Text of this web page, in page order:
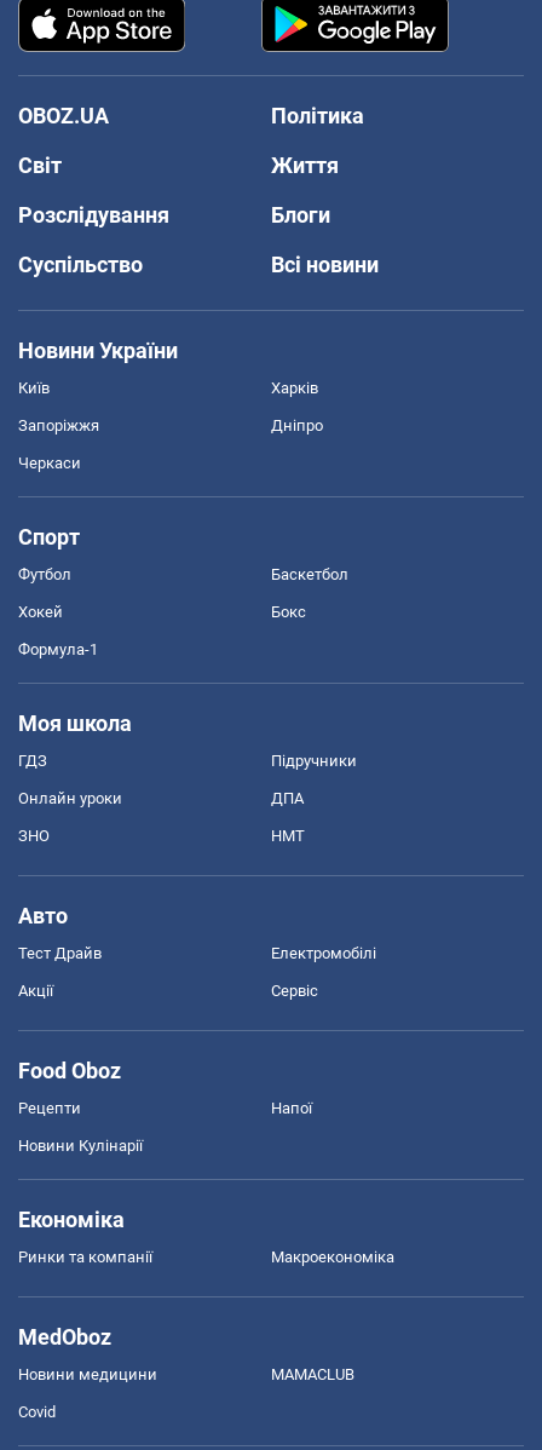
OBOZ.UA
Політика
Світ
Життя
Розслідування
Блоги
Суспільство
Всі новини
Новини України
Київ Харків
Запоріжжя Дніпро
Черкаси
Спорт
Футбол Баскетбол
Хокей Бокс
Формула-1
Моя школа
ГДЗ Підручники
Онлайн уроки ДПА
ЗНО НМТ
Авто
Тест Драйв Електромобілі
Акції Сервіс
Food Oboz
Рецепти Напої
Новини Кулінарії
Економіка
Ринки та компанії Макроекономіка
MedOboz
Новини медицини MAMACLUB
Covid